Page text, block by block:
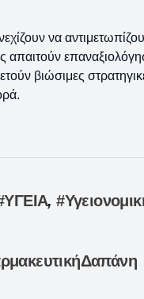
να
απαιτούν
βιώσιμες
,